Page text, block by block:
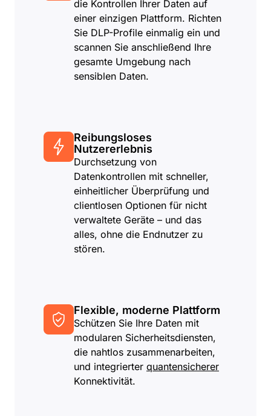
die Kontrollen Ihrer Daten auf
einer einzigen Plattform. Richten
Sie DLP-Profile einmalig ein und
scannen Sie anschließend Ihre
gesamte Umgebung nach
sensiblen Daten.
Reibungsloses
Nutzererlebnis
Durchsetzung von
Datenkontrollen mit schneller,
einheitlicher Überprüfung und
clientlosen Optionen für nicht
verwaltete Geräte – und das
alles, ohne die Endnutzer zu
stören.
Flexible, moderne Plattform
Schützen Sie Ihre Daten mit
modularen Sicherheitsdiensten,
die nahtlos zusammenarbeiten,
und integrierter quantensicherer
Konnektivität.